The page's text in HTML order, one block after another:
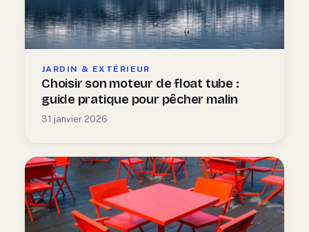
JARDIN & EXTÉRIEUR
Choisir son moteur de float tube :
guide pratique pour pêcher malin
31 janvier 2026